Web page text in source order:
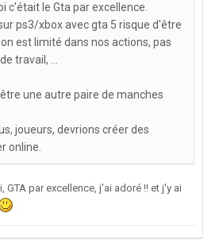
c'était le Gta par excellence.
ps3/xbox avec gta 5 risque d'être
est limité dans nos actions, pas
travail, ...
une autre paire de manches
joueurs, devrions créer des
online.
GTA par excellence, j'ai adoré !! et j'y ai